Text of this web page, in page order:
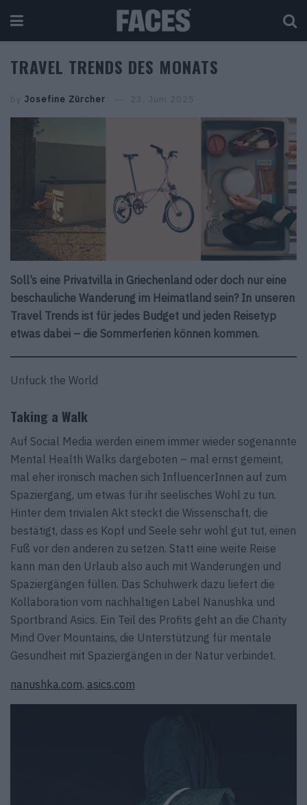
TRAVEL TRENDS DES MONATS
by Josefine Zürcher 23. Juni 2025
Soll’s eine Privatvilla in Griechenland oder doch nur eine
beschauliche Wanderung im Heimatland sein? In unseren
Travel Trends ist für jedes Budget und jeden Reisetyp
etwas dabei – die Sommerferien können kommen.
Unfuck the World
Taking a Walk
Auf Social Media werden einem immer wieder sogenannte
Mental Health Walks dargeboten – mal ernst gemeint,
mal eher ironisch machen sich InfluencerInnen auf zum
Spaziergang, um etwas für ihr seelisches Wohl zu tun.
Hinter dem trivialen Akt steckt die Wissenschaft, die
bestätigt, dass es Kopf und Seele sehr wohl gut tut, einen
Fuß vor den anderen zu setzen. Statt eine weite Reise
kann man den Urlaub also auch mit Wanderungen und
Spaziergängen füllen. Das Schuhwerk dazu liefert die
Kollaboration vom nachhaltigen Label Nanushka und
Sportbrand Asics. Ein Teil des Profits geht an die Charity
Mind Over Mountains, die Unterstützung für mentale
Gesundheit mit Spaziergängen in der Natur verbindet.
nanushka.com, asics.com